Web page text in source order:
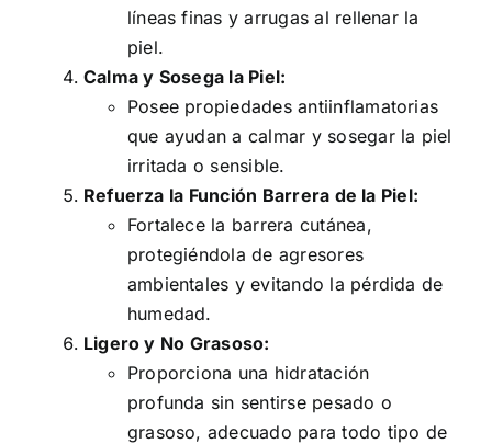
líneas finas y arrugas al rellenar la
piel.
Calma y Sosega la Piel:
Posee propiedades antiinflamatorias
que ayudan a calmar y sosegar la piel
irritada o sensible.
Refuerza la Función Barrera de la Piel:
Fortalece la barrera cutánea,
protegiéndola de agresores
ambientales y evitando la pérdida de
humedad.
Ligero y No Grasoso:
Proporciona una hidratación
profunda sin sentirse pesado o
grasoso, adecuado para todo tipo de